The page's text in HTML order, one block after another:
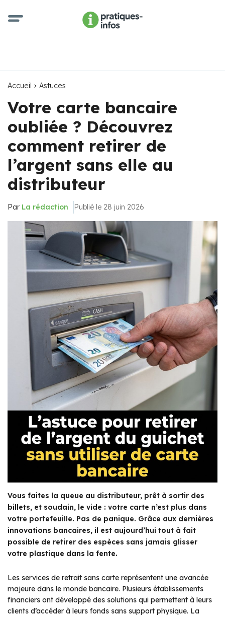
Accueil Astuces
Votre carte bancaire
oubliée ? Découvrez
comment retirer de
l’argent sans elle au
distributeur
Par La rédaction Publié le 28 juin 2026
Vous faites la queue au distributeur, prêt à sortir des
billets, et soudain, le vide : votre carte n’est plus dans
votre portefeuille. Pas de panique. Grâce aux dernières
innovations bancaires, il est aujourd’hui tout à fait
possible de retirer des espèces sans jamais glisser
votre plastique dans la fente.
Les services de retrait sans carte représentent une avancée
majeure dans le monde bancaire. Plusieurs établissements
financiers ont développé des solutions qui permettent à leurs
clients d’accéder à leurs fonds sans support physique. La